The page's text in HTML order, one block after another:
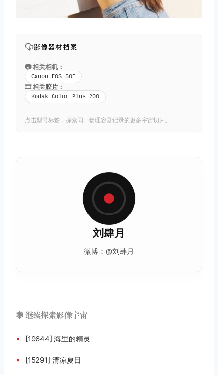
影像器材档案
📷 相关相机：
Canon EOS 50E
🎞️ 相关胶片 ：
Kodak Color Plus 200
点击型号标签，探索同一物理容器记录的更多宇宙切片。
刘肆月
微博：@刘肆月
🕸️ 继续探索影像宇宙
• [19644] 海里的精灵
• [15291] 清凉夏日